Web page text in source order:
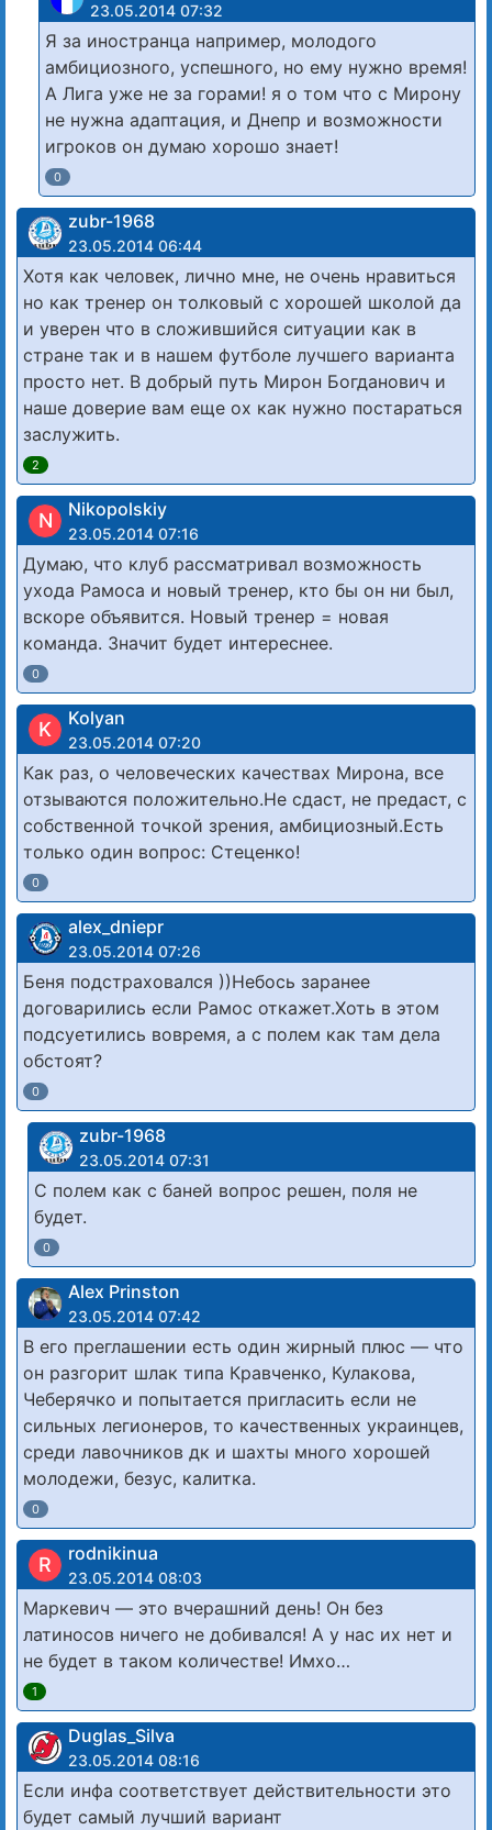
23.05.2014 07:32
Я за иностранца например, молодого
амбициозного, успешного, но ему нужно время!
А Лига уже не за горами! я о том что с Мирону
не нужна адаптация, и Днепр и возможности
игроков он думаю хорошо знает!
0
zubr-1968
23.05.2014 06:44
Хотя как человек, лично мне, не очень нравиться
но как тренер он толковый с хорошей школой да
и уверен что в сложившийся ситуации как в
стране так и в нашем футболе лучшего варианта
просто нет. В добрый путь Мирон Богданович и
наше доверие вам еще ох как нужно постараться
заслужить.
2
N Nikopolskiy
23.05.2014 07:16
Думаю, что клуб рассматривал возможность
ухода Рамоса и новый тренер, кто бы он ни был,
вскоре объявится. Новый тренер = новая
команда. Значит будет интереснее.
0
K Kolyan
23.05.2014 07:20
Как раз, о человеческих качествах Мирона, все
отзываются положительно.Не сдаст, не предаст, с
собственной точкой зрения, амбициозный.Есть
только один вопрос: Стеценко!
0
alex_dniepr
23.05.2014 07:26
Беня подстраховался ))Небось заранее
договарились если Рамос откажет.Хоть в этом
подсуетились вовремя, а с полем как там дела
обстоят?
0
zubr-1968
23.05.2014 07:31
С полем как с баней вопрос решен, поля не
будет.
0
Alex Prinston
23.05.2014 07:42
В его преглашении есть один жирный плюс — что
он разгорит шлак типа Кравченко, Кулакова,
Чеберячко и попытается пригласить если не
сильных легионеров, то качественных украинцев,
среди лавочников дк и шахты много хорошей
молодежи, безус, калитка.
0
R rodnikinua
23.05.2014 08:03
Маркевич — это вчерашний день! Он без
латиносов ничего не добивался! А у нас их нет и
не будет в таком количестве! Имхо…
1
Duglas_Silva
23.05.2014 08:16
Если инфа соответствует действительности это
будет самый лучший вариант